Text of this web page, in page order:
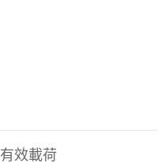
有效載荷